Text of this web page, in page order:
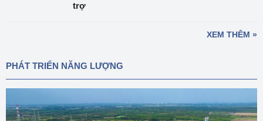
trợ
XEM THÊM »
PHÁT TRIỂN NĂNG LƯỢNG